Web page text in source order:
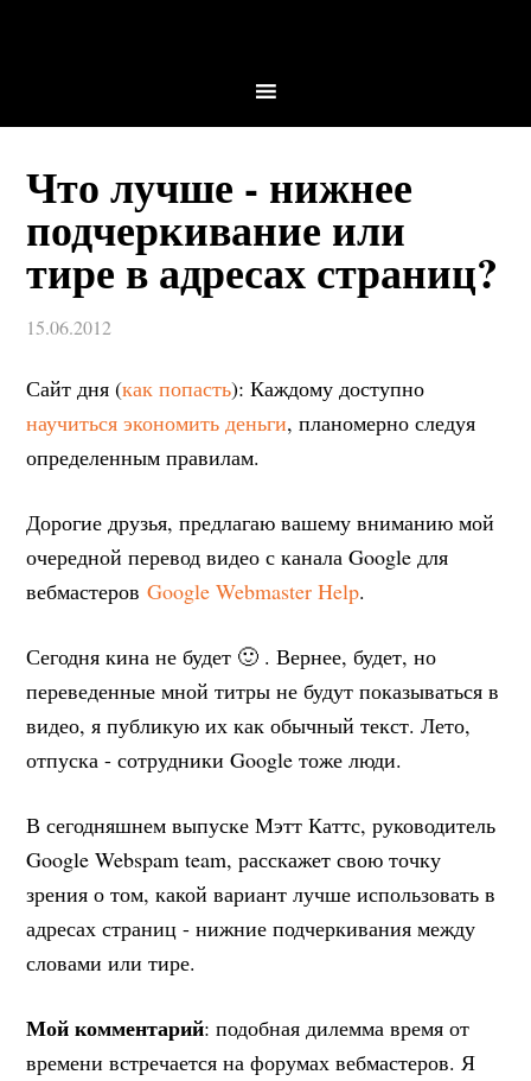
Что лучше - нижнее
подчеркивание или
тире в адресах страниц?
15.06.2012
Сайт дня (как попасть): Каждому доступно
научиться экономить деньги, планомерно следуя
определенным правилам.
Дорогие друзья, предлагаю вашему вниманию мой
очередной перевод видео с канала Google для
вебмастеровGoogle Webmaster Help.
Сегодня кина не будет 🙂 . Вернее, будет, но
переведенные мной титры не будут показываться в
видео, я публикую их как обычный текст. Лето,
отпуска - сотрудники Google тоже люди.
В сегодняшнем выпуске Мэтт Каттс, руководитель
Google Webspam team, расскажет свою точку
зрения о том, какой вариант лучше использовать в
адресах страниц - нижние подчеркивания между
словами или тире.
Мой комментарий: подобная дилемма время от
времени встречается на форумах вебмастеров. Я